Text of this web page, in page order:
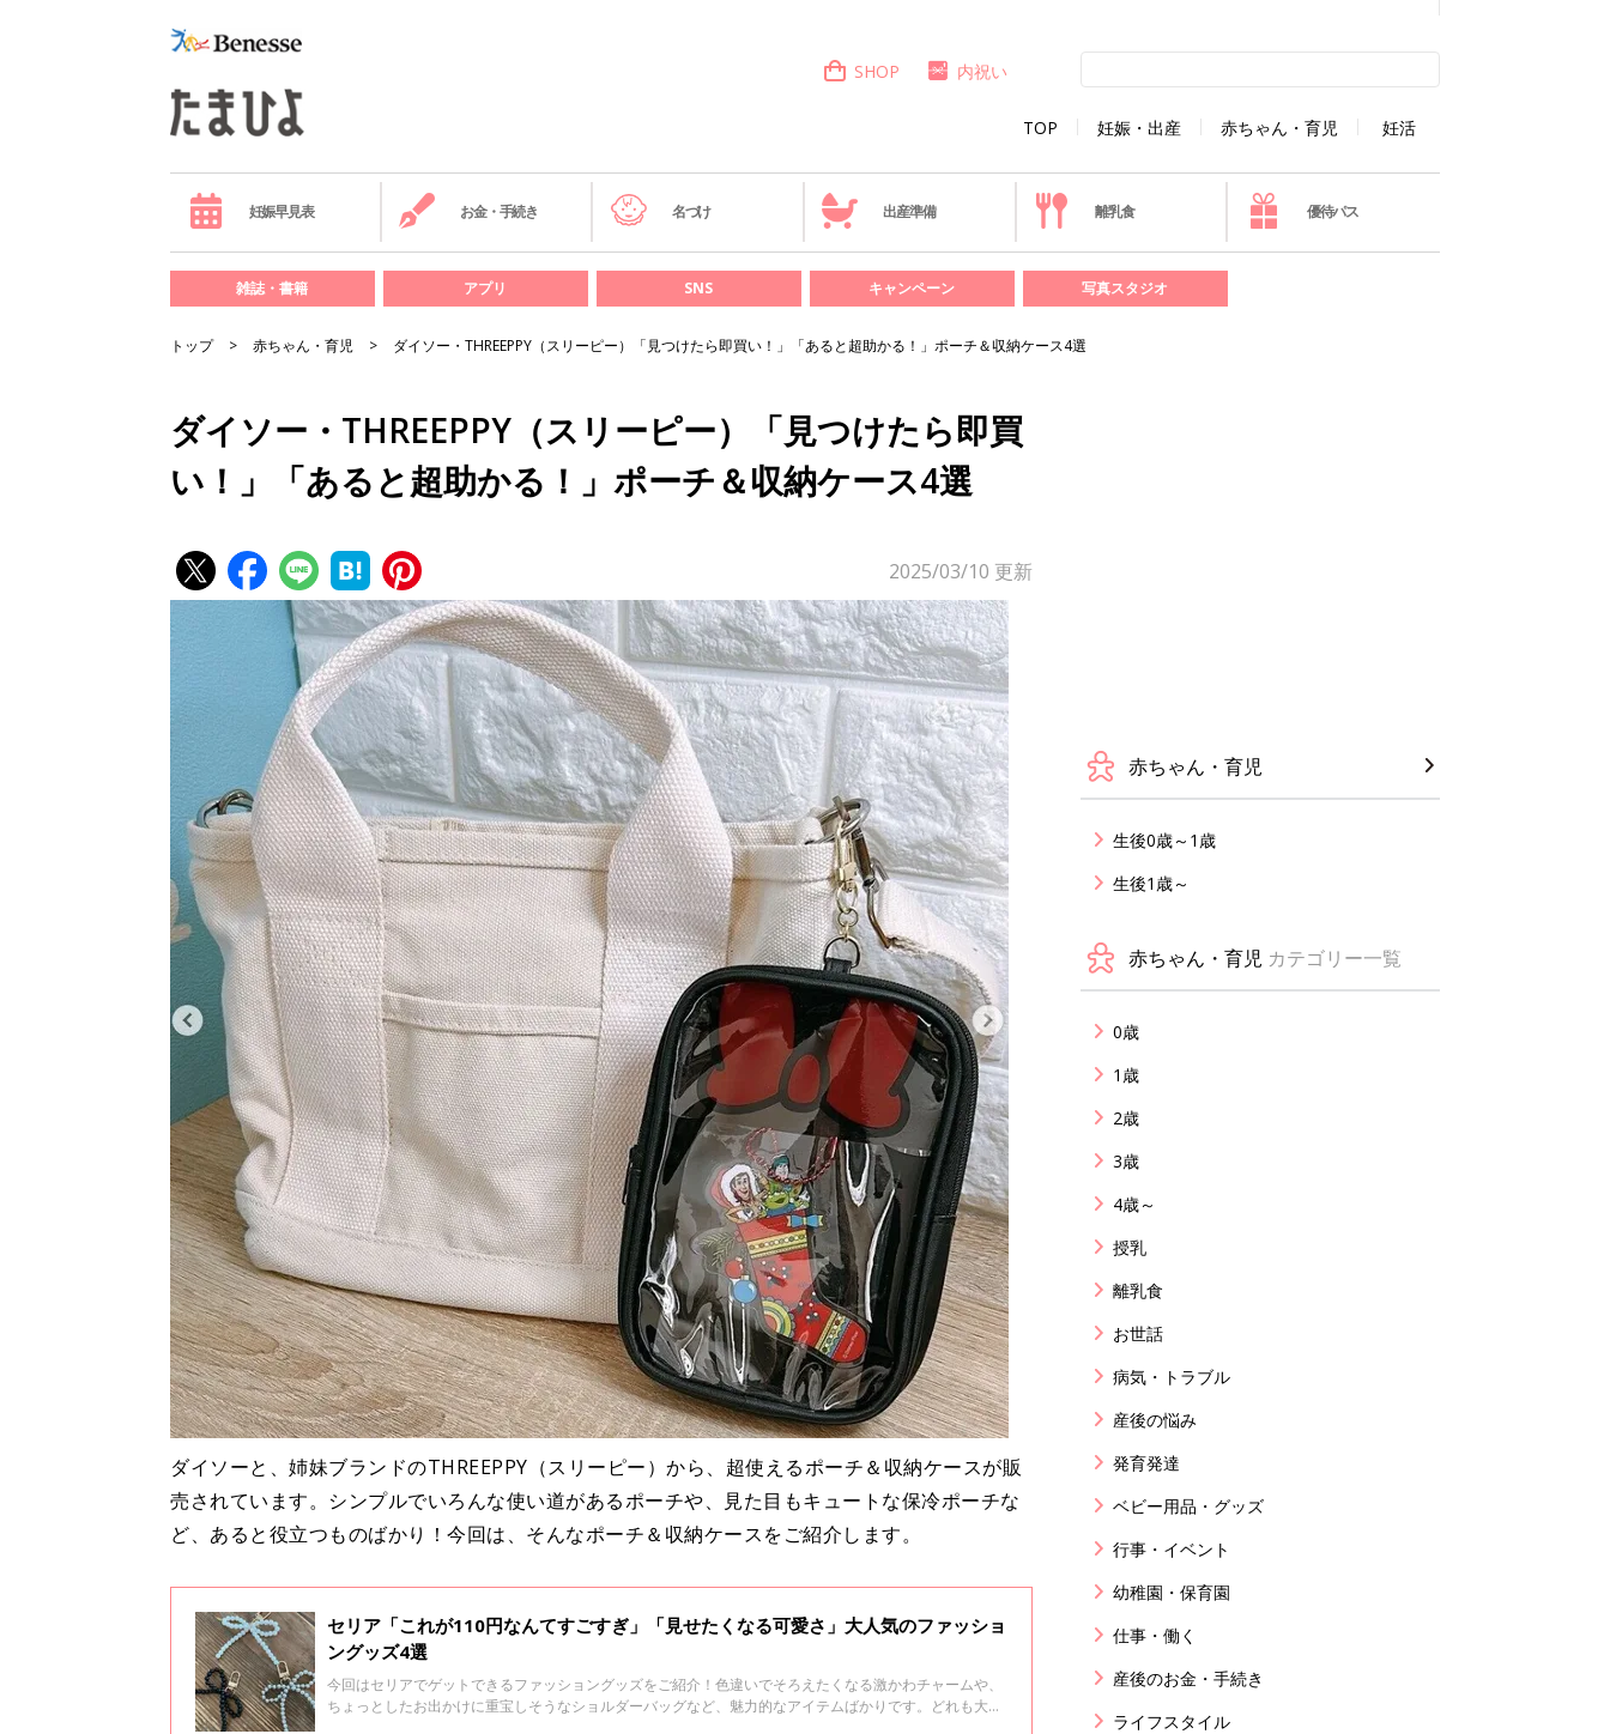
TOP 妊娠・出産 赤ちゃん・育児 妊活
SHOP 内祝い
妊娠早見表 お金・手続き 名づけ 出産準備 離乳食 優待パス
雑誌・書籍 アプリ SNS キャンペーン 写真スタジオ
トップ 赤ちゃん・育児 ダイソー・THREEPPY（スリーピー）「見つけたら即買い！」「あると超助かる！」ポーチ＆収納ケース4選
ダイソー・THREEPPY（スリーピー）「見つけたら即買
い！」「あると超助かる！」ポーチ＆収納ケース4選
2025/03/10 更新
ダイソーと、姉妹ブランドのTHREEPPY（スリーピー）から、超使えるポーチ＆収納ケースが販
売されています。シンプルでいろんな使い道があるポーチや、見た目もキュートな保冷ポーチな
ど、あると役立つものばかり！今回は、そんなポーチ＆収納ケースをご紹介します。
セリア「これが110円なんてすごすぎ」「見せたくなる可愛さ」大人気のファッショ
ングッズ4選
今回はセリアでゲットできるファッショングッズをご紹介！色違いでそろえたくなる激かわチャームや、
ちょっとしたお出かけに重宝しそうなショルダーバッグなど、魅力的なアイテムばかりです。どれも大人
赤ちゃん・育児
生後0歳～1歳
生後1歳～
赤ちゃん・育児 カテゴリー一覧
0歳
1歳
2歳
3歳
4歳～
授乳
離乳食
お世話
病気・トラブル
産後の悩み
発育発達
ベビー用品・グッズ
行事・イベント
幼稚園・保育園
仕事・働く
産後のお金・手続き
ライフスタイル